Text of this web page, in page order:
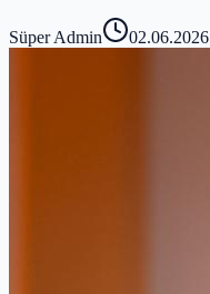
Süper Admin 02.06.2026